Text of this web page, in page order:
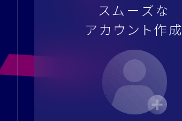
スムーズな
アカウント作成